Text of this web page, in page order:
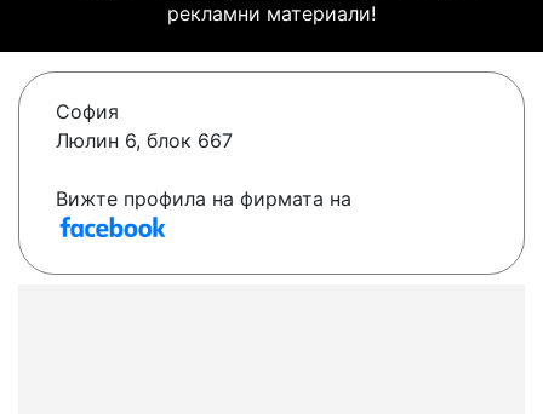
рекламни материали!
София
Люлин 6, блок 667
Вижте профила на фирмата на